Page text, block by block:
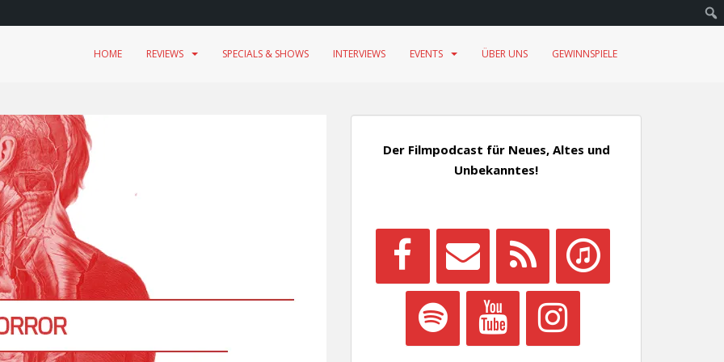
HOME REVIEWS SPECIALS & SHOWS INTERVIEWS EVENTS ÜBER UNS GEWINNSPIELE
Der Filmpodcast für Neues, Altes und
Unbekanntes!